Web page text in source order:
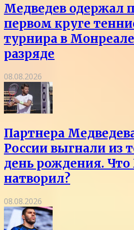
Медведев одержал
первом круге
турнира в
разряде
08.08.2026
Партнера
России выгнали из
день рождения.
натворил?
08.08.2026